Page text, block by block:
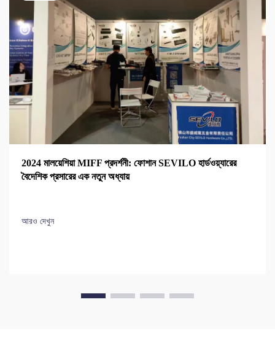
2024 মালয়েশিয়া MIFF প্রদর্শনী: ফোশান SEVILO হার্ডওয়্যারের
বৈদেশিক প্রসারের এক নতুন অধ্যায়
আরও দেখুন